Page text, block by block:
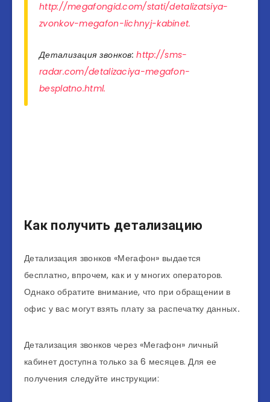
http://megafongid.com/stati/detalizatsiya-
zvonkov-megafon-lichnyj-kabinet.
Детализация звонков:http://sms-
radar.com/detalizaciya-megafon-
besplatno.html.
Как получить детализацию
Детализация звонков «Мегафон» выдается
бесплатно, впрочем, как и у многих операторов.
Однако обратите внимание, что при обращении в
офис у вас могут взять плату за распечатку данных.
Детализация звонков через «Мегафон» личный
кабинет доступна только за 6 месяцев. Для ее
получения следуйте инструкции: